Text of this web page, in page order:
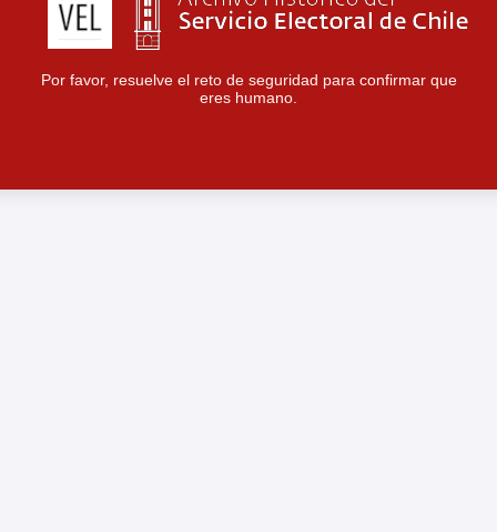
Por favor, resuelve el reto de seguridad para confirmar que
eres humano.